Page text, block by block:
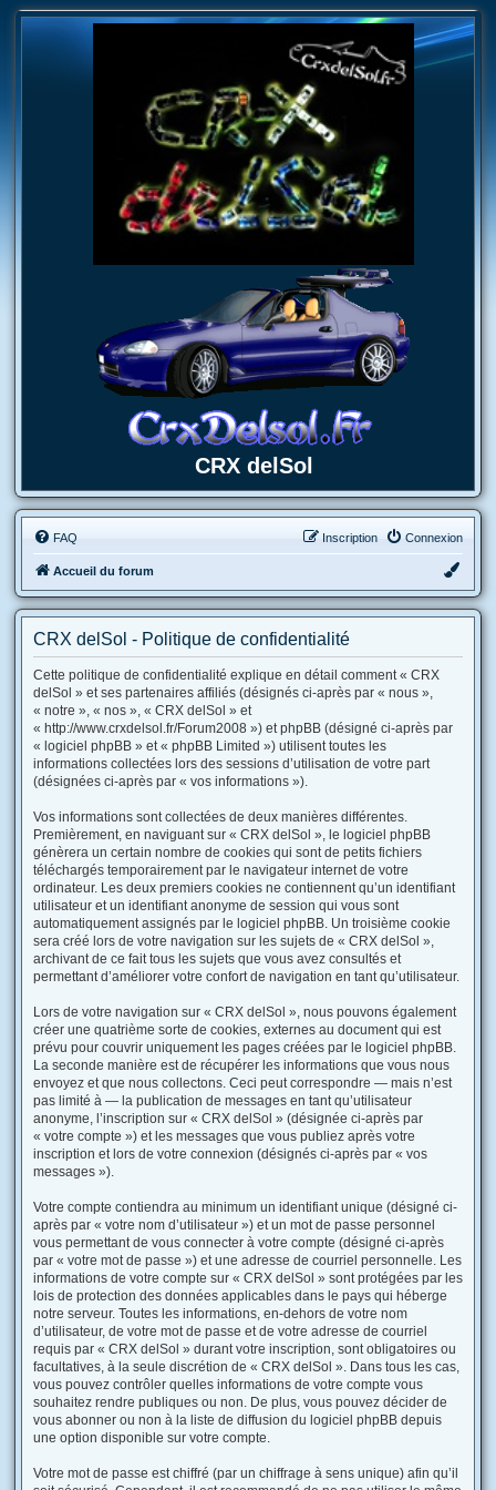
CRX delSol
FAQ Connexion
Inscription
Accueil du forum
CRX delSol - Politique de confidentialité
Cette politique de confidentialité explique en détail comment « CRX
delSol » et ses partenaires affiliés (désignés ci-après par « nous »,
« notre », « nos », « CRX delSol » et
« http://www.crxdelsol.fr/Forum2008 ») et phpBB (désigné ci-après par
« logiciel phpBB » et « phpBB Limited ») utilisent toutes les
informations collectées lors des sessions d’utilisation de votre part
(désignées ci-après par « vos informations »).
Vos informations sont collectées de deux manières différentes.
Premièrement, en naviguant sur « CRX delSol », le logiciel phpBB
génèrera un certain nombre de cookies qui sont de petits fichiers
téléchargés temporairement par le navigateur internet de votre
ordinateur. Les deux premiers cookies ne contiennent qu’un identifiant
utilisateur et un identifiant anonyme de session qui vous sont
automatiquement assignés par le logiciel phpBB. Un troisième cookie
sera créé lors de votre navigation sur les sujets de « CRX delSol »,
archivant de ce fait tous les sujets que vous avez consultés et
permettant d’améliorer votre confort de navigation en tant qu’utilisateur.
Lors de votre navigation sur « CRX delSol », nous pouvons également
créer une quatrième sorte de cookies, externes au document qui est
prévu pour couvrir uniquement les pages créées par le logiciel phpBB.
La seconde manière est de récupérer les informations que vous nous
envoyez et que nous collectons. Ceci peut correspondre — mais n’est
pas limité à — la publication de messages en tant qu’utilisateur
anonyme, l’inscription sur « CRX delSol » (désignée ci-après par
« votre compte ») et les messages que vous publiez après votre
inscription et lors de votre connexion (désignés ci-après par « vos
messages »).
Votre compte contiendra au minimum un identifiant unique (désigné ci-
après par « votre nom d’utilisateur ») et un mot de passe personnel
vous permettant de vous connecter à votre compte (désigné ci-après
par « votre mot de passe ») et une adresse de courriel personnelle. Les
informations de votre compte sur « CRX delSol » sont protégées par les
lois de protection des données applicables dans le pays qui héberge
notre serveur. Toutes les informations, en-dehors de votre nom
d’utilisateur, de votre mot de passe et de votre adresse de courriel
requis par « CRX delSol » durant votre inscription, sont obligatoires ou
facultatives, à la seule discrétion de « CRX delSol ». Dans tous les cas,
vous pouvez contrôler quelles informations de votre compte vous
souhaitez rendre publiques ou non. De plus, vous pouvez décider de
vous abonner ou non à la liste de diffusion du logiciel phpBB depuis
une option disponible sur votre compte.
Votre mot de passe est chiffré (par un chiffrage à sens unique) afin qu’il